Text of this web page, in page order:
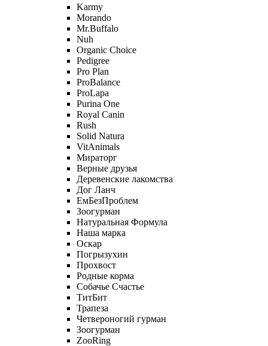
Karmy
Morando
Mr.Buffalo
Nuh
Organic Сhoice
Pedigree
Pro Plan
ProBalance
ProLapa
Purina One
Royal Canin
Rush
Solid Natura
VitAnimals
Мираторг
Верные друзья
Деревенские лакомства
Дог Ланч
ЕмБезПроблем
Зоогурман
Натуральная Формула
Наша марка
Оскар
Погрызухин
Прохвост
Родные корма
Собачье Счастье
ТитБит
Трапеза
Четвероногий гурман
Зоогурман
ZooRing